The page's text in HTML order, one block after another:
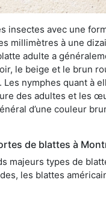
insectes avec une
millimètres à une
adulte a
le beige et le brun
Les nymphes quant à
des adultes et les
d’une couleur
de blattes à
majeurs types de
les blattes